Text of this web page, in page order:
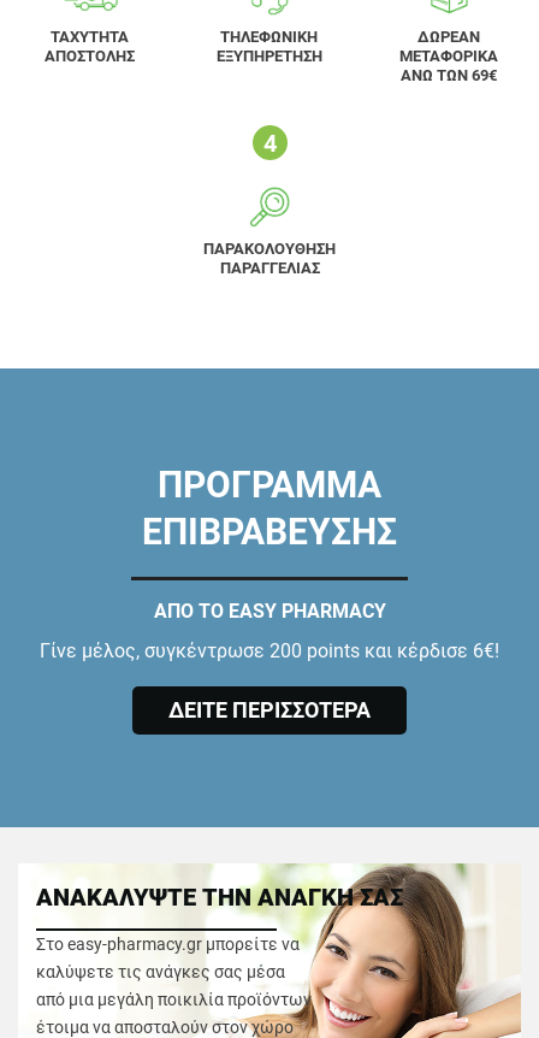
ΤΑΧΥΤΗΤΑ
ΑΠΟΣΤΟΛΗΣ
ΤΗΛΕΦΩΝΙΚΗ
ΕΞΥΠΗΡΕΤΗΣΗ
ΔΩΡΕΑΝ
ΜΕΤΑΦΟΡΙΚΑ
ΑΝΩ ΤΩΝ 69€
ΠΑΡΑΚΟΛΟΥΘΗΣΗ
ΠΑΡΑΓΓΕΛΙΑΣ
ΠΡΟΓΡΑΜΜΑ
ΕΠΙΒΡΑΒΕΥΣΗΣ
ΑΠΟ ΤΟ EASY PHARMACY
Γίνε μέλος, συγκέντρωσε 200 points και κέρδισε 6€!
ΔΕΙΤΕ ΠΕΡΙΣΣΟΤΕΡΑ
ΑΝΑΚΑΛΥΨΤΕ ΤΗΝ ΑΝΑΓΚΗ ΣΑΣ
Στο easy-pharmacy.gr μπορείτε να
καλύψετε τις ανάγκες σας μέσα
από μια μεγάλη ποικιλία προϊόντων
έτοιμα να αποσταλούν στον χώρο